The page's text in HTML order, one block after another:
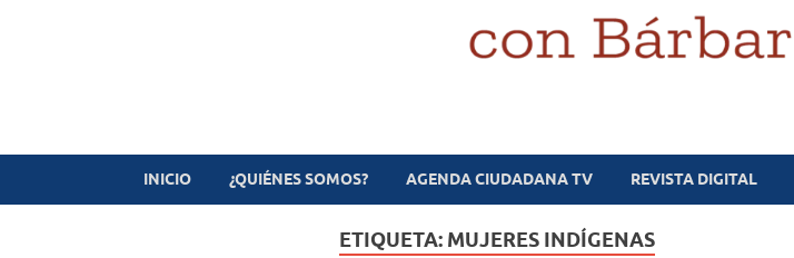
Revista digital
INICIO ¿QUIÉNES SOMOS? AGENDA CIUDADANA TV REVISTA DIGITAL
ETIQUETA: MUJERES INDÍGENAS